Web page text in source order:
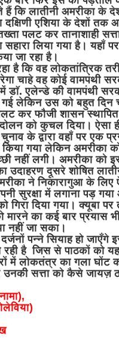
हैं कि लातीनी अमरीका के
दक्षिणी एशिया के देशों तक
पलट कर तानाशाही
लिया गया है। यहाँ
जा रहा है।
है कि वह लोकतांत्रिक
चाहे वह कोई वामपंथी
डाॅ. एलेन्डे की वामपंथी
गई लेकिन उस को बहुत
कर फौजी शासन
को कुचल दिया। ऐसा
चुनाव के द्वारा वहाँ पर एक
गया लेकिन अमरीका
नहीं लगी। अमरीका को
उदाहरण दूसरे शोषित
ने निकारागुआ के लिए
सुरक्षा में लगाना पड़
दिया गया। क्यूबा पर
मारने का कई बार प्रयास
नहीं जा सका।
पन्ने सियाह हो जाएँगे
रही है जिस से पाठकों को
में लोकतंत्र का गला घोंट
सत्ता को कैसे जायज़